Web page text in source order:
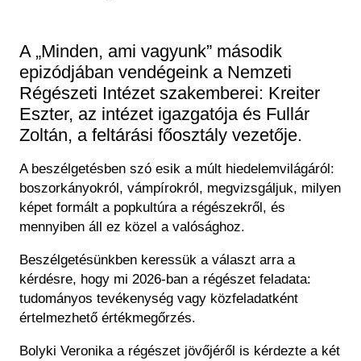
A „Minden, ami vagyunk” második
epizódjában vendégeink a Nemzeti
Régészeti Intézet szakemberei: Kreiter
Eszter, az intézet igazgatója és Fullár
Zoltán, a feltárási főosztály vezetője.
A beszélgetésben szó esik a múlt hiedelemvilágáról:
boszorkányokról, vámpírokról, megvizsgáljuk, milyen
képet formált a popkultúra a régészekről, és
mennyiben áll ez közel a valósághoz.
Beszélgetésünkben keressük a választ arra a
kérdésre, hogy mi 2026-ban a régészet feladata:
tudományos tevékenység vagy közfeladatként
értelmezhető értékmegőrzés.
Bolyki Veronika a régészet jövőjéről is kérdezte a két